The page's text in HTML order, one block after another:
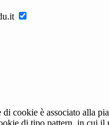
di cookie è associato alla